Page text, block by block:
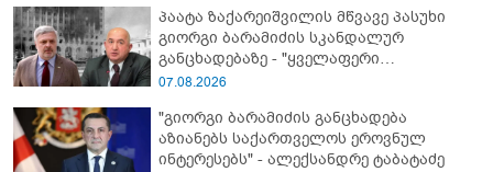
მოყვა" - რასა იუკნევიჩიენე
პაატა ზაქარეიშვილის მწვავე პასუხი
გიორგი ბარამიძის სკანდალურ
განცხადებაზე - "ყველაფერი
დეტალურად ვიცი... კამანში მოკლული
ბარამიძე კი ტყუის"
07.08.2026
"გიორგი ბარამიძის განცხადება
აზიანებს საქართველოს ეროვნულ
ინტერესებს" - ალექსანდრე ტაბატაძე